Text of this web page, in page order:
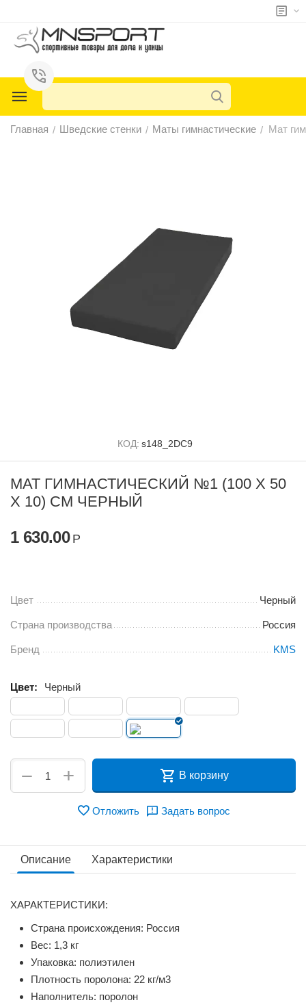
Главная / Шведские стенки / Маты гимнастические / Мат
КОД: s148_2DC9
МАТ ГИМНАСТИЧЕСКИЙ №1 (100 Х 50
Х 10) СМ ЧЕРНЫЙ
1 630.00 Р
Цвет Черный
Страна производства Россия
Бренд KMS
Цвет: Черный
+
− В корзину
Отложить Задать вопрос
Описание Характеристики
ХАРАКТЕРИСТИКИ:
Страна происхождения: Россия
Вес: 1,3 кг
Упаковка: полиэтилен
Плотность поролона: 22 кг/м3
Наполнитель: поролон